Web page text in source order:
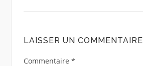
LAISSER UN COMMENTAIRE
Commentaire *